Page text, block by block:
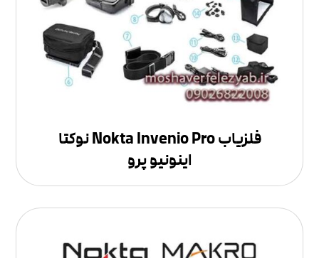
فلزیاب Nokta Invenio Pro نوکتا
اینونیو پرو